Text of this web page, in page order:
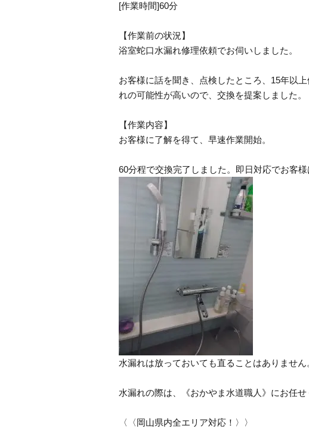
[作業時間]60分
【作業前の状況】
浴室蛇口水漏れ修理依頼でお伺いしました。
お客様に話を聞き、点検したところ、15年以
れの可能性が高いので、交換を提案しました。
【作業内容】
お客様に了解を得て、早速作業開始。
60分程で交換完了しました。即日対応でお客様
水漏れは放っておいても直ることはありませ
水漏れの際は、《おかやま水道職人》にお任せ
〈〈岡山県内全エリア対応！〉〉